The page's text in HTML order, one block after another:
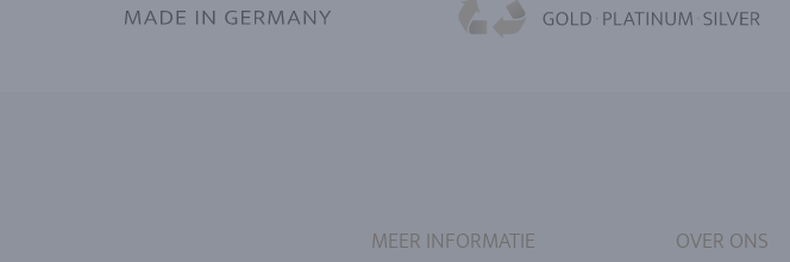
MEER INFORMATIE OVER ONS